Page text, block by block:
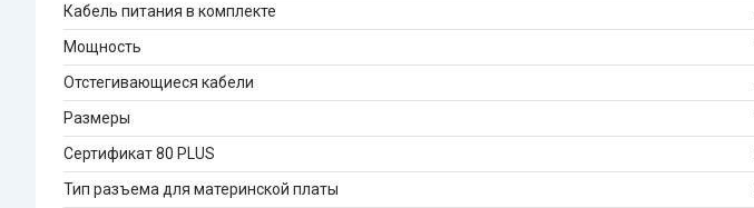
Кабель питания в комплекте
Мощность
Отстегивающиеся кабели
Размеры
Сертификат 80 PLUS
Тип разъема для материнской платы